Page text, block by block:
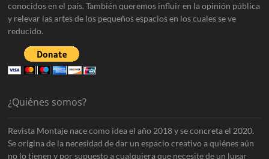
conocidos en el país. También queremos influir en la opinión pública
y relevar las artes de los pequeños espacios en los cuales se ve
reducido.
¿Quiénes somos?
Revista Montaje nace como idea el año 2018 y se concreta el 2020.
Se origina de la necesidad de dar un espacio creativo a quiénes aún
no lo tienen y por supuesto a cualquiera que necesite de un lugar